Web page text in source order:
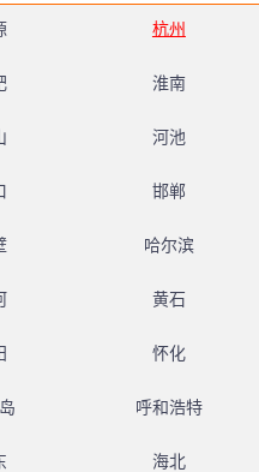
杭州
淮南
河池
邯郸
哈尔滨
黄石
怀化
呼和浩特
海北